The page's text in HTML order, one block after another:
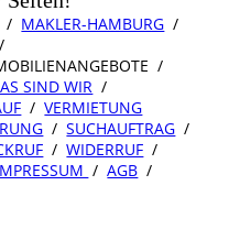
/ MAKLER-HAMBURG /
/
SIND WIR /
/VERMIETUNG
/SUCHAUFTRAG /
/WIDERRUF /
/AGB /